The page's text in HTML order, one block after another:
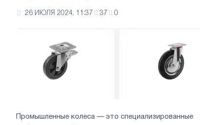
26 ИЮЛЯ 2024, 11:37 37 0
Промышленные колеса — это специализированные